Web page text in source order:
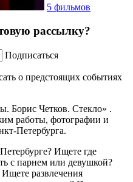
5 фильмов
рассылку?
Подписаться
о предстоящих событиях
Борис Четков. Стекло» .
работы, фотографии и
Петербурга.
Ищете где
с парнем или девушкой?
развлечения